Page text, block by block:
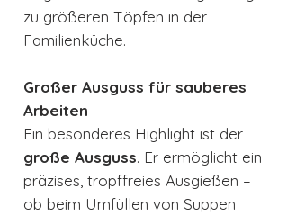
zu größeren Töpfen in der
Familienküche.
Großer Ausguss für sauberes
Arbeiten
Ein besonderes Highlight ist der
große Ausguss. Er ermöglicht ein
präzises, tropffreies Ausgießen –
ob beim Umfüllen von Suppen